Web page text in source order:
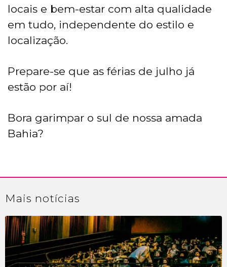
locais e bem-estar com alta qualidade
em tudo, independente do estilo e
localização.
Prepare-se que as férias de julho já
estão por aí!
Bora garimpar o sul de nossa amada
Bahia?
Mais notícias